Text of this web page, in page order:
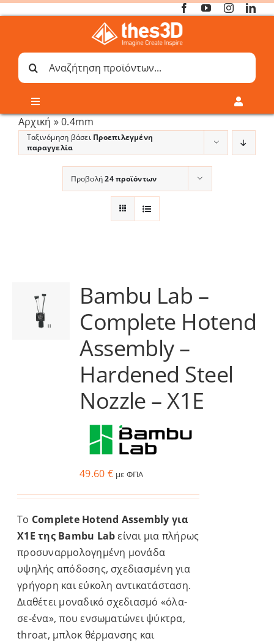
Μετάβαση
Αναζήτηση
για:
Toggle
Navigation
Online 3D Printing
Outlet
Shop
Services
Academy
Software
Επικοινωνία
Toggle
Καλάθι
Λογαριασμός
Αρχική »0.4mm
Ταξινόμηση βάσει Προεπιλεγμένη
παραγγελία
Προβολή24 προϊόντων
Bambu Lab –
Complete Hotend
Assembly –
Hardened Steel
Nozzle – X1E
49.60 € με ΦΠΑ
Το Complete Hotend Assembly για
X1E της Bambu Labείναι μια πλήρως
προσυναρμολογημένη μονάδα
υψηλής απόδοσης, σχεδιασμένη για
γρήγορη και εύκολη αντικατάσταση.
Διαθέτει μοναδικό σχεδιασμό «όλα-
σε-ένα», που ενσωματώνει ψύκτρα,
throat, μπλοκ θέρμανσης και